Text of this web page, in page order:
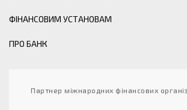
ФІНАНСОВИМ УСТАНОВАМ
ПРО БАНК
Партнер міжнародних фінансових